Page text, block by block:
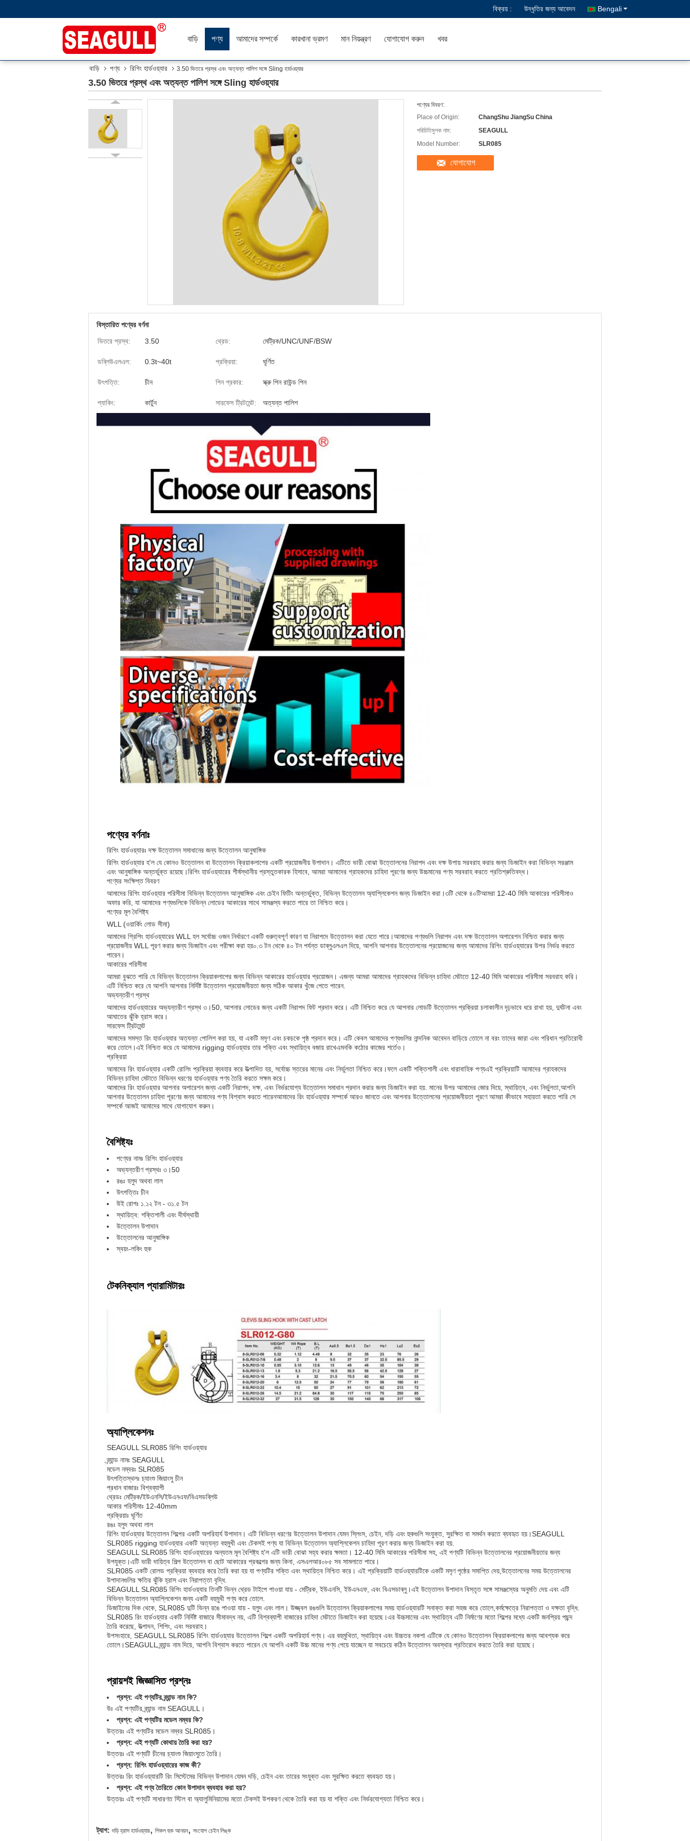
বিক্রয় : উদ্ধৃতির জন্য আবেদন Bengali
বাড়ি পণ্য আমাদের সম্পর্কে কারখানা ভ্রমণ মান নিয়ন্ত্রণ যোগাযোগ করুন খবর
বাড়ি পণ্য রিগিং হার্ডওয়্যার 3.50 ভিতরে প্রস্থ এবং অত্যন্ত পালিশ সঙ্গে Sling হার্ডওয়্যার
3.50 ভিতরে প্রস্থ এবং অত্যন্ত পালিশ সঙ্গে Sling হার্ডওয়্যার
পণ্যের বিবরণ:
Place of Origin:
ChangShu JiangSu China
পরিচিতিমুলক নাম:
SEAGULL
Model Number:
SLR085
যোগাযোগ
বিস্তারিত পণ্যের বর্ণনা
ভিতরে প্রস্থ:
3.50 থ্রেড: মেট্রিক/UNC/UNF/BSW
ডব্লিউএলএল: 0.3t~40t প্রক্রিয়া: ঘূর্ণিত
উৎপত্তি: চীন পিন প্রকার: স্ক্রু পিন রাউন্ড পিন
প্যাকিং: কার্টুন সারফেস ট্রিটমেন্ট: অত্যন্ত পালিশ
পণ্যের বর্ণনাঃ
রিগিং হার্ডওয়্যারঃ দক্ষ উত্তোলন সমাধানের জন্য উত্তোলন আনুষাঙ্গিক
রিগিং হার্ডওয়্যার হ'ল যে কোনও উত্তোলন বা উত্তোলন ক্রিয়াকলাপের একটি প্রয়োজনীয় উপাদান। এটিতে ভারী বোঝা উত্তোলনের নিরাপদ এবং দক্ষ উপায় সরবরাহ করার জন্য ডিজাইন করা বিভিন্ন সরঞ্জাম
এবং আনুষাঙ্গিক অন্তর্ভুক্ত রয়েছে।রিগিং হার্ডওয়্যারের শীর্ষস্থানীয় প্রস্তুতকারক হিসাবে, আমরা আমাদের গ্রাহকদের চাহিদা পূরণের জন্য উচ্চমানের পণ্য সরবরাহ করতে প্রতিশ্রুতিবদ্ধ।
পণ্যের সংক্ষিপ্ত বিবরণ
আমাদের রিগিং হার্ডওয়্যার পরিসীমা বিভিন্ন উত্তোলন আনুষাঙ্গিক এবং চেইন ফিটিং অন্তর্ভুক্ত, বিভিন্ন উত্তোলন অ্যাপ্লিকেশন জন্য ডিজাইন করা।৩টি থেকে ৪০টিআমরা 12-40 মিমি আকারের পরিসীমাও
অফার করি, যা আমাদের পণ্যগুলিকে বিভিন্ন লোডের আকারের সাথে সামঞ্জস্য করতে পারে তা নিশ্চিত করে।
পণ্যের মূল বৈশিষ্ট্য
WLL (ওয়ার্কিং লোড সীমা)
আমাদের গ্রিপিং হার্ডওয়্যারের WLL হল সর্বোচ্চ ওজন নির্ধারণে একটি গুরুত্বপূর্ণ কারণ যা নিরাপদে উত্তোলন করা যেতে পারে।আমাদের পণ্যগুলি নিরাপদ এবং দক্ষ উত্তোলন অপারেশন নিশ্চিত করার জন্য
প্রয়োজনীয় WLL পূরণ করার জন্য ডিজাইন এবং পরীক্ষা করা হয়০.৩ টন থেকে ৪০ টন পর্যন্ত ডাব্লুএলএল দিয়ে, আপনি আপনার উত্তোলনের প্রয়োজনের জন্য আমাদের রিগিং হার্ডওয়্যারের উপর নির্ভর করতে
পারেন।
আকারের পরিসীমা
আমরা বুঝতে পারি যে বিভিন্ন উত্তোলন ক্রিয়াকলাপের জন্য বিভিন্ন আকারের হার্ডওয়্যার প্রয়োজন। এজন্য আমরা আমাদের গ্রাহকদের বিভিন্ন চাহিদা মেটাতে 12-40 মিমি আকারের পরিসীমা সরবরাহ করি।
এটি নিশ্চিত করে যে আপনি আপনার নির্দিষ্ট উত্তোলন প্রয়োজনীয়তা জন্য সঠিক আকার খুঁজে পেতে পারেন.
অভ্যন্তরীণ প্রস্থ
আমাদের হার্ডওয়্যারের অভ্যন্তরীণ প্রস্থ ৩।50, আপনার লোডের জন্য একটি নিরাপদ ফিট প্রদান করে। এটি নিশ্চিত করে যে আপনার লোডটি উত্তোলন প্রক্রিয়া চলাকালীন দৃঢ়ভাবে ধরে রাখা হয়, দুর্ঘটনা এবং
আঘাতের ঝুঁকি হ্রাস করে।
সারফেস ট্রিটমেন্ট
আমাদের সমস্ত রিং হার্ডওয়্যার অত্যন্ত পোলিশ করা হয়, যা একটি মসৃণ এবং চকচকে পৃষ্ঠ প্রদান করে। এটি কেবল আমাদের পণ্যগুলির নান্দনিক আবেদন বাড়িয়ে তোলে না বরং তাদের জারা এবং পরিধান প্রতিরোধী
করে তোলে।এই নিশ্চিত করে যে আমাদের rigging হার্ডওয়্যার তার শক্তি এবং স্থায়িত্ব বজায় রাখেএমনকি কঠোর কাজের শর্তেও।
প্রক্রিয়া
আমাদের রিং হার্ডওয়্যার একটি রোলিং প্রক্রিয়া ব্যবহার করে উত্পাদিত হয়, সর্বোচ্চ স্তরের মানের এবং নির্ভুলতা নিশ্চিত করে।ফলে একটি শক্তিশালী এবং ধারাবাহিক পণ্যএই প্রক্রিয়াটি আমাদের গ্রাহকদের
বিভিন্ন চাহিদা মেটাতে বিভিন্ন ধরণের হার্ডওয়্যার পণ্য তৈরি করতে সক্ষম করে।
আমাদের রিং হার্ডওয়্যার আপনার অপারেশন জন্য একটি নিরাপদ, দক্ষ, এবং নির্ভরযোগ্য উত্তোলন সমাধান প্রদান করার জন্য ডিজাইন করা হয়. মানের উপর আমাদের জোর দিয়ে, স্থায়িত্ব, এবং নির্ভুলতা,আপনি
আপনার উত্তোলন চাহিদা পূরণের জন্য আমাদের পণ্য বিশ্বাস করতে পারেনআমাদের রিং হার্ডওয়্যার সম্পর্কে আরও জানতে এবং আপনার উত্তোলনের প্রয়োজনীয়তা পূরণে আমরা কীভাবে সহায়তা করতে পারি সে
সম্পর্কে আজই আমাদের সাথে যোগাযোগ করুন।
বৈশিষ্ট্যঃ
পণ্যের নামঃ রিগিং হার্ডওয়্যার
অভ্যন্তরীণ প্রস্থঃ ৩।50
রঙঃ হলুদ অথবা লাল
উৎপত্তিঃ চীন
উই রোপঃ ১.১২ টন - ৩১.৫ টন
স্থায়িত্ব: শক্তিশালী এবং দীর্ঘস্থায়ী
উত্তোলন উপাদান
উত্তোলনের আনুষাঙ্গিক
স্বয়ং-লকিং হুক
টেকনিক্যাল প্যারামিটারঃ
অ্যাপ্লিকেশনঃ
SEAGULL SLR085 রিগিং হার্ডওয়্যার
ব্র্যান্ড নামঃ SEAGULL
মডেল নম্বরঃ SLR085
উৎপত্তিস্থলঃ চ্যাংশু জিয়াংসু চীন
প্রধান বাজারঃ বিশ্বব্যাপী
থ্রেডঃ মেট্রিক/ইউএনসি/ইউএনএফ/বিএসডব্লিউ
আকার পরিসীমাঃ 12-40mm
প্রক্রিয়াঃ ঘূর্ণিত
রঙঃ হলুদ অথবা লাল
রিগিং হার্ডওয়্যার উত্তোলন শিল্পের একটি অপরিহার্য উপাদান। এটি বিভিন্ন ধরণের উত্তোলন উপাদান যেমন স্লিংস, চেইন, দড়ি এবং হুকগুলি সংযুক্ত, সুরক্ষিত বা সমর্থন করতে ব্যবহৃত হয়।SEAGULL
SLR085 rigging হার্ডওয়্যার একটি অত্যন্ত বহুমুখী এবং টেকসই পণ্য যা বিভিন্ন উত্তোলন অ্যাপ্লিকেশন চাহিদা পূরণ করার জন্য ডিজাইন করা হয়.
SEAGULL SLR085 রিগিং হার্ডওয়্যারের অন্যতম মূল বৈশিষ্ট্য হ'ল এটি ভারী বোঝা সহ্য করার ক্ষমতা। 12-40 মিমি আকারের পরিসীমা সহ, এই পণ্যটি বিভিন্ন উত্তোলনের প্রয়োজনীয়তার জন্য
উপযুক্ত।এটি ভারী দায়িত্ব শিল্প উত্তোলন বা ছোট আকারের প্রকল্পের জন্য কিনা, এসএলআর০৮৫ সব সামলাতে পারে।
SLR085 একটি রোলড প্রক্রিয়া ব্যবহার করে তৈরি করা হয় যা পণ্যটির শক্তি এবং স্থায়িত্ব নিশ্চিত করে। এই প্রক্রিয়াটি হার্ডওয়্যারটিকে একটি মসৃণ পৃষ্ঠের সমাপ্তি দেয়,উত্তোলনের সময় উত্তোলনের
উপাদানগুলির ক্ষতির ঝুঁকি হ্রাস এবং নিরাপত্তা বৃদ্ধি.
SEAGULL SLR085 রিগিং হার্ডওয়্যার তিনটি ভিন্ন থ্রেড টাইপে পাওয়া যায় - মেট্রিক, ইউএনসি, ইউএনএফ, এবং বিএসডাব্লু।এই উত্তোলন উপাদান বিস্তৃত সঙ্গে সামঞ্জস্যের অনুমতি দেয় এবং এটি
বিভিন্ন উত্তোলন অ্যাপ্লিকেশন জন্য একটি বহুমুখী পণ্য করে তোলে.
ডিজাইনের দিক থেকে, SLR085 দুটি ভিন্ন রঙে পাওয়া যায় - হলুদ এবং লাল। উজ্জ্বল রঙগুলি উত্তোলন ক্রিয়াকলাপের সময় হার্ডওয়্যারটি সনাক্ত করা সহজ করে তোলে,কর্মক্ষেত্রে নিরাপত্তা ও দক্ষতা বৃদ্ধি.
SLR085 রিং হার্ডওয়্যার একটি নির্দিষ্ট বাজারে সীমাবদ্ধ নয়, এটি বিশ্বব্যাপী বাজারের চাহিদা মেটাতে ডিজাইন করা হয়েছে।এর উচ্চমানের এবং স্থায়িত্ব এটি নির্মাণের মতো শিল্পের মধ্যে একটি জনপ্রিয় পছন্দ
তৈরি করেছে, উত্পাদন, শিপিং, এবং সরবরাহ।
উপসংহারে, SEAGULL SLR085 রিগিং হার্ডওয়্যার উত্তোলন শিল্পে একটি অপরিহার্য পণ্য। এর বহুমুখিতা, স্থায়িত্ব এবং উচ্চতর নকশা এটিকে যে কোনও উত্তোলন ক্রিয়াকলাপের জন্য আবশ্যক করে
তোলে।SEAGULL ব্র্যান্ড নাম দিয়ে, আপনি বিশ্বাস করতে পারেন যে আপনি একটি উচ্চ মানের পণ্য পেয়ে যাচ্ছেন যা সবচেয়ে কঠিন উত্তোলন অবস্থার প্রতিরোধ করতে তৈরি করা হয়েছে।
প্রায়শই জিজ্ঞাসিত প্রশ্নঃ
প্রশ্ন: এই পণ্যটির ব্র্যান্ড নাম কি?
উঃ এই পণ্যটির ব্র্যান্ড নাম SEAGULL।
প্রশ্ন: এই পণ্যটির মডেল নম্বর কি?
উত্তরঃ এই পণ্যটির মডেল নম্বর SLR085।
প্রশ্ন: এই পণ্যটি কোথায় তৈরি করা হয়?
উত্তরঃ এই পণ্যটি চীনের চ্যাংশু জিয়াংসুতে তৈরি।
প্রশ্ন: রিগিং হার্ডওয়্যারের কাজ কী?
উত্তরঃ রিং হার্ডওয়্যারটি রিং সিস্টেমের বিভিন্ন উপাদান যেমন দড়ি, চেইন এবং তারের সংযুক্ত এবং সুরক্ষিত করতে ব্যবহৃত হয়।
প্রশ্ন: এই পণ্য তৈরিতে কোন উপাদান ব্যবহার করা হয়?
উত্তরঃ এই পণ্যটি সাধারণত স্টিল বা অ্যালুমিনিয়ামের মতো টেকসই উপকরণ থেকে তৈরি করা হয় যা শক্তি এবং নির্ভরযোগ্যতা নিশ্চিত করে।
ট্যাগ: দড়ি হ্রাস হার্ডওয়্যার, শিকল হুক আনয়ন, সংযোগ চেইন লিঙ্ক